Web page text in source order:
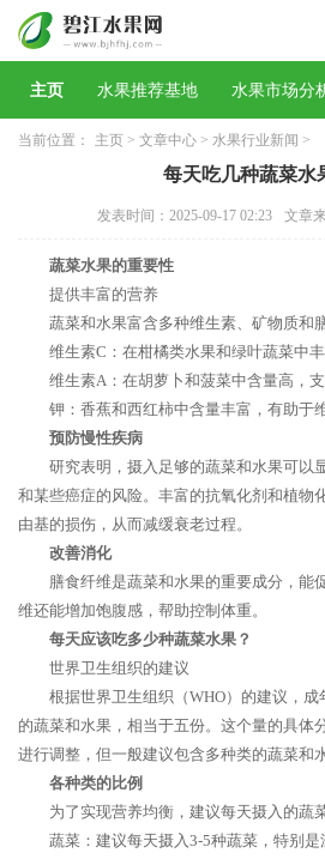
主页 水果推荐基地 水果市场分
当前位置： 主页 > 文章中心 > 水果行业新闻 >
每天吃几种蔬菜水
发表时间：2025-09-17 02:23 文章
蔬菜水果的重要性
提供丰富的营养
蔬菜和水果富含多种维生素、矿物质和
维生素C：在柑橘类水果和绿叶蔬菜中
维生素A：在胡萝卜和菠菜中含量高，支
钾：香蕉和西红柿中含量丰富，有助于
预防慢性疾病
研究表明，摄入足够的蔬菜和水果可以
和某些癌症的风险。丰富的抗氧化剂和植物
由基的损伤，从而减缓衰老过程。
改善消化
膳食纤维是蔬菜和水果的重要成分，能
维还能增加饱腹感，帮助控制体重。
每天应该吃多少种蔬菜水果？
世界卫生组织的建议
根据世界卫生组织（WHO）的建议，
的蔬菜和水果，相当于五份。这个量的具体
进行调整，但一般建议包含多种类的蔬菜和水
各种类的比例
为了实现营养均衡，建议每天摄入的蔬
蔬菜：建议每天摄入3-5种蔬菜，特别